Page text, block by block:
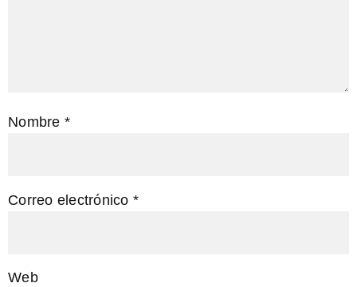
Nombre *
Correo electrónico *
Web